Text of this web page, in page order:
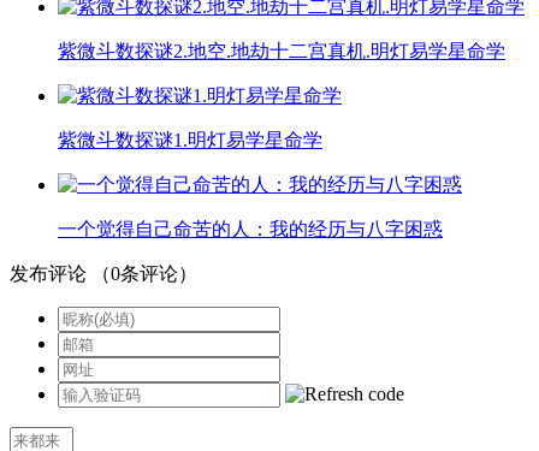
紫微斗数探谜2.地空.地劫十二宫真机.明灯易学星命学
紫微斗数探谜1.明灯易学星命学
一个觉得自己命苦的人：我的经历与八字困惑
发布评论 （0条评论）